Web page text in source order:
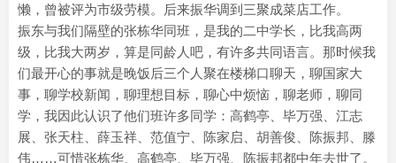
懒，曾被评为市级劳模。后来振华调到三聚成菜店工作。
振东与我们隔壁的张栋华同班，是我的二中学长，比我高两
级，比我大两岁，算是同龄人吧，有许多共同语言。那时候我
们最开心的事就是晚饭后三个人聚在楼梯口聊天，聊国家大
事，聊学校新闻，聊理想目标，聊心中烦恼，聊老师，聊同
学，我因此认识了他们班许多同学：高鹤亭、毕万强、江志
展、张天柱、薛玉祥、范值宁、陈家启、胡善俊、陈振邦、滕
伟……可惜张栋华、高鹤亭、毕万强、陈振邦都中年去世了。